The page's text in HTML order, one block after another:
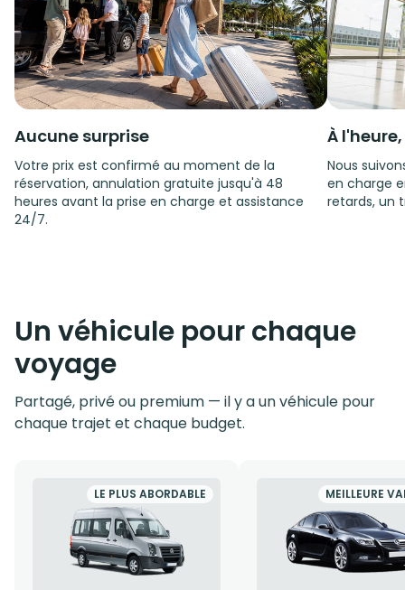
Aucune surprise
Votre prix est confirmé au moment de la
réservation, annulation gratuite jusqu'à 48
heures avant la prise en charge et assistance
24/7.
À
Nous
en charge
retards, un
Un véhicule pour chaque
voyage
Partagé, privé ou premium — il y a un véhicule pour
chaque trajet et chaque budget.
LE PLUS ABORDABLE MEILLEURE